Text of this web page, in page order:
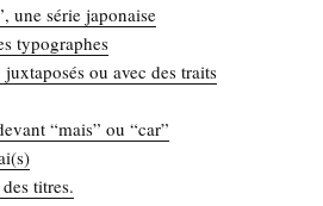
une série japonaise
typographes
ou avec des traits
“mais” ou “car”
titres.